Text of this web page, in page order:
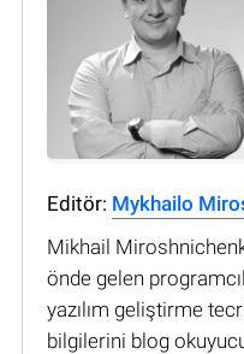
Editör: Mykhailo
Mikhail
önde gelen
yazılım geliştirme
bilgilerini blog